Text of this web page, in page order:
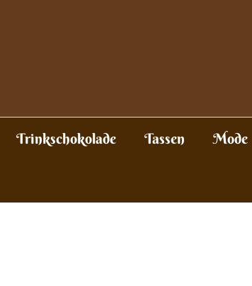
Trinkschokolade Tassen Mode